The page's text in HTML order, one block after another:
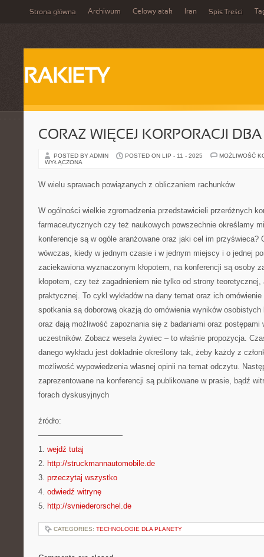
Strona główna Archiwum Celowy atak Iran Spis Treści
RAKIETY
CORAZ WIĘCEJ KORPORACJI DBA
POSTED BY ADMIN POSTED ON LIP - 11 - 2025
MOŻLIWOŚĆ
WYŁĄCZONA
W wielu sprawach powiązanych z obliczaniem rachunków
W ogólności wielkie zgromadzenia przedstawicieli przeróżnych
farmaceutycznych czy też naukowych powszechnie określamy
konferencje są w ogóle aranżowane oraz jaki cel im przyświeca?
wówczas, kiedy w jednym czasie i w jednym miejscy i o jednej
zaciekawiona wyznaczonym kłopotem, na konferencji są osoby
kłopotem, czy też zagadnieniem nie tylko od strony
praktycznej. To cykl wykładów na dany temat oraz ich
spotkania są doborową okazją do omówienia wyników
oraz dają możliwość zapoznania się z badaniami oraz postępami
uczestników. Zobacz wesela żywiec – to właśnie propozycja.
danego wykładu jest dokładnie określony tak, żeby każdy z
możliwość wypowiedzenia własnej opinii na temat odczytu.
zaprezentowane na konferencji są publikowane w prasie, bądź
forach dyskusyjnych
źródło:
———————————
1. wejdź tutaj
2. http://struckmannautomobile.de
3. przeczytaj wszystko
4. odwiedź witrynę
5. http://svniederorschel.de
CATEGORIES: TECHNOLOGIE DLA PLANETY